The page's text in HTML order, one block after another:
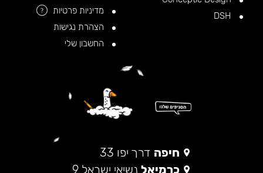
מדיניות פרטיות
?
הצהרת נגישות
החשבון שלי
חיפה דרך יפו 33
כרמיאל נשיאי ישראל 9